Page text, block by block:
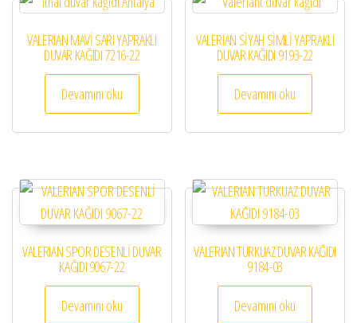
VALERIAN MAVİ SARI YAPRAKLI
DUVAR KAĞIDI 7216-22
Devamını oku
VALERIAN SİYAH SİMLİ YAPRAKLI
DUVAR KAĞIDI 9193-22
Devamını oku
VALERIAN SPOR DESENLİ DUVAR
KAĞIDI 9067-22
Devamını oku
VALERIAN TURKUAZ DUVAR KAĞIDI
9184-03
Devamını oku